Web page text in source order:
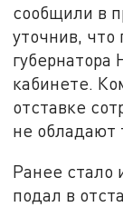
сообщили в
уточнив, что
кабинете.
отставке
не
Ранее стало
подал в